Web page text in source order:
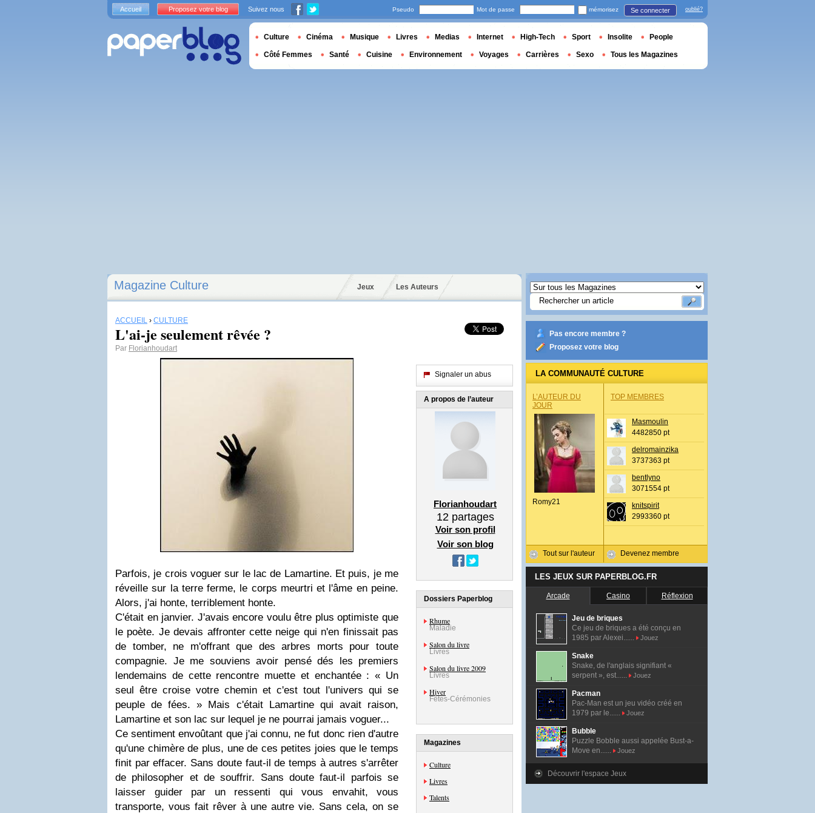
Magazine Culture Jeux Les Auteurs
ACCUEIL › CULTURE
L'ai-je seulement rêvée ?
Par Florianhoudart
Parfois, je crois voguer sur le lac de Lamartine. Et puis, je me
réveille sur la terre ferme, le corps meurtri et l'âme en peine.
Alors, j'ai honte, terriblement honte.
C'était en janvier. J'avais encore voulu être plus optimiste que
le poète. Je devais affronter cette neige qui n'en finissait pas
de tomber, ne m'offrant que des arbres morts pour toute
compagnie. Je me souviens avoir pensé dés les premiers
lendemains de cette rencontre muette et enchantée : « Un
seul être croise votre chemin et c'est tout l'univers qui se
peuple de fées. » Mais c'était Lamartine qui avait raison,
Lamartine et son lac sur lequel je ne pourrai jamais voguer...
Ce sentiment envoûtant que j'ai connu, ne fut donc rien d'autre
qu'une chimère de plus, une de ces petites joies que le temps
finit par effacer. Sans doute faut-il de temps à autres s'arrêter
de philosopher et de souffrir. Sans doute faut-il parfois se
laisser guider par un ressenti qui vous envahit, vous
transporte, vous fait rêver à une autre vie. Sans cela, on se
Signaler un abus
A propos de l’auteur
Florianhoudart
12partages
Voir son profil
Voir son blog
Dossiers Paperblog
Rhume
Maladie
Salon du livre
Livres
Salon du livre 2009
Livres
Hiver
Fêtes-Cérémonies
Magazines
Culture
Livres
Talents
Pas encore membre ?
Proposez votre blog
LA COMMUNAUTÉ CULTURE
L’AUTEUR DU
JOUR
Romy21
Tout sur l'auteur
TOP MEMBRES
Masmoulin
4482850 pt
delromainzika
3737363 pt
bentlyno
3071554 pt
knitspirit
2993360 pt
Devenez membre
LES JEUX SUR PAPERBLOG.FR
Arcade Casino Réflexion
Jeu de briques
Ce jeu de briques a été conçu en
1985 par Alexei......
Jouez
Snake
Snake, de l'anglais signifiant «
serpent », est......
Jouez
Pacman
Pac-Man est un jeu vidéo créé en
1979 par le......
Jouez
Bubble
Puzzle Bobble aussi appelée Bust-a-
Move en......
Jouez
Découvrir l'espace Jeux
Accueil Proposez votre blog Suivez nous Pseudo Mot de passe mémorisez Se connecter oublié?
Culture Cinéma Musique Livres Medias Internet High-Tech Sport Insolite People
Côté Femmes Santé Cuisine Environnement Voyages Carrières Sexo Tous les Magazines